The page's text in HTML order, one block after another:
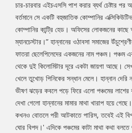
ঘরে ঢুকে বললেন, “চমৎকার, ধরা যাক
নেমে এসেছে চিরস্থায়ী সন্ধ্যা।
শত্রু। হান্নান কি পারবে ভয়ঙ্কর এক
করতে? পৃষ্ঠা সংখ্যা: ২৪৮
Tab
Article
চার-চারবার এইচএসসি পাশ করার ব্যর্থ চেষ্টার পর
বর্তমানে সে একটি বহুজাতিক কোম্পানির
কোম্পানির কান্ট্রি হেড। অফিসের লোকজনের কাছে
ম্যানচেস্টার।” হান্নানের ওঠাবসা সমাজের
ফাতরা ছেলেপিলেদের একজনের নাম পঞ্চম। পঞ্চম
থেকে দুই কিলোমিটার দূরে একটা জায়গা আছে।
খেলে তুখোড় পিনিকের সন্ধান মেলে। হান্নান
ভীষণ ঝড়ের কবলে পড়ে ফিরে এলো পঞ্চমের লাশের
দেখা গেলো হান্নানের মামার মাথা খারাপ হয়ে
কখনও বোতলে পরী আটকাতে পারিস, তবেই এই
ঘোর বিপদ।' এদিকে পঞ্চমের কাটা মাথা কথা